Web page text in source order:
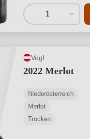
1
Vogl
2022 Merlot
Niederösterreich
Merlot
Trocken